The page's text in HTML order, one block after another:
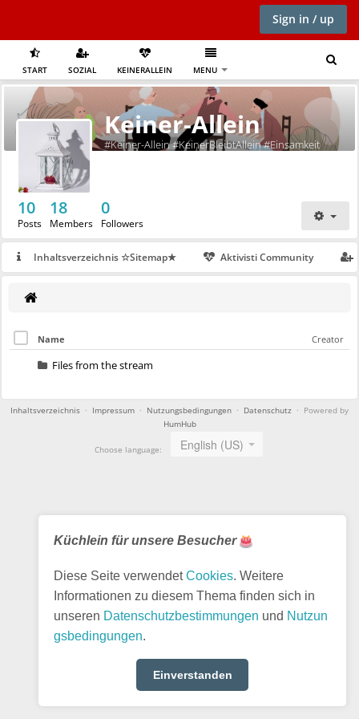
Küchlein für unsere Besucher
Diese Seite verwendetCookies. Weitere
Informationen zu diesem Thema finden sich in
unseren Datenschutzbestimmungen und Nutzun
gsbedingungen.
Einverstanden
Sign in / up
START SOZIAL KEINERALLEIN MENU
Keiner-Allein
#Keiner-Allein #KeinerBleibtAllein #Einsamkeit
10
Posts
18
Members
0
Followers
Inhaltsverzeichnis ☆Sitemap★ Aktivisti Community
Name Creator
Files from the stream
Inhaltsverzeichnis · Impressum · Nutzungsbedingungen · Datenschutz · Powered by
HumHub
Choose language: English (US)